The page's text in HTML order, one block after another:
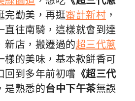
完勤美，再逛審計新村 ，
直往南騎，這樣就會到達
新店，搬遷過的超三代蔥
樣的美味，基本款餅香可
回到多年前初嚐 《超三代
是熟悉的台中下午茶無誤